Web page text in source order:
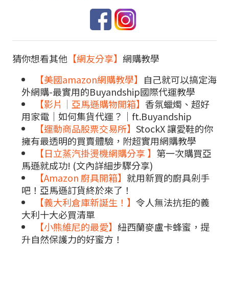
猜你想看其他 【網友分享】 網購教學
【美國amazon網購教學】 自己就可以搞定海
外網購-最實用的Buyandship國際代運教學
【影片｜亞馬遜購物開箱】 香氛蠟燭、超好
用家電｜如何集貨代運？｜ft.Buyandship
【運動商品股票交易所】 StockX 讓愛鞋的你
擁有最透明的買賣體驗，附超實用網購教學
【日立蒸汽掛燙機網購分享 】 第一次購買亞
馬遜就成功! (文內詳細步驟分享)
【Amazon 廚具開箱】 就用新買的廚具剁手
吧！亞馬遜訂貨終於來了！
【義大利倉庫新誕生！】 令人無法抗拒的義
大利十大必買清單
【小熊維尼的最愛】 紐西蘭麥盧卡蜂蜜，提
升自然保護力的好蜜方！